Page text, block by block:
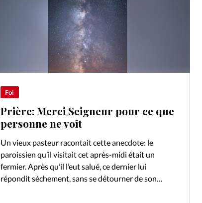
Foi
Prière: Merci Seigneur pour ce que
personne ne voit
Un vieux pasteur racontait cette anecdote: le
paroissien qu’il visitait cet après-midi était un
fermier. Après qu’il l’eut salué, ce dernier lui
répondit sèchement, sans se détourner de son